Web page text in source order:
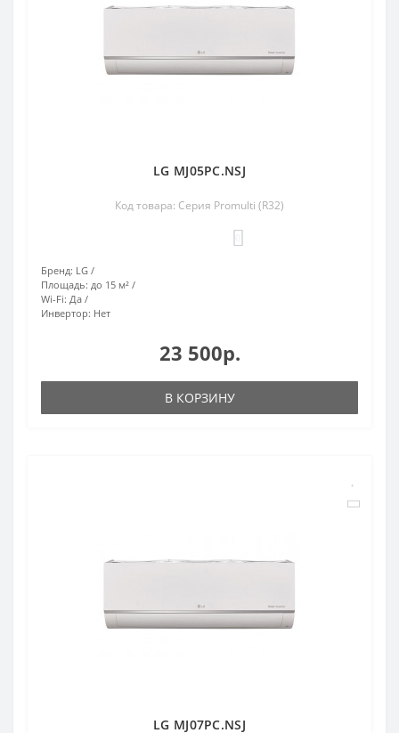
LG MJ05PC.NSJ
Код товара: Серия Promulti (R32)
Бренд: LG
Площадь: до 15 м²
Wi-Fi: Да
Инвертор: Нет
23 500р.
В КОРЗИНУ
LG MJ07PC.NSJ